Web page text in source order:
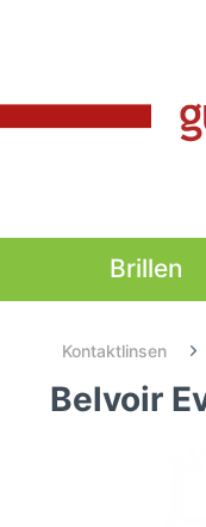
Brillen
Kontaktlinsen
Belvoir